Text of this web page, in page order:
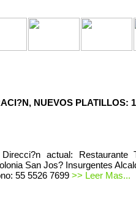
NUEVOS PLATILLOS:
actual: Restaurante
San Jos? Insurgentes
55 5526 7699 >> Leer Mas...